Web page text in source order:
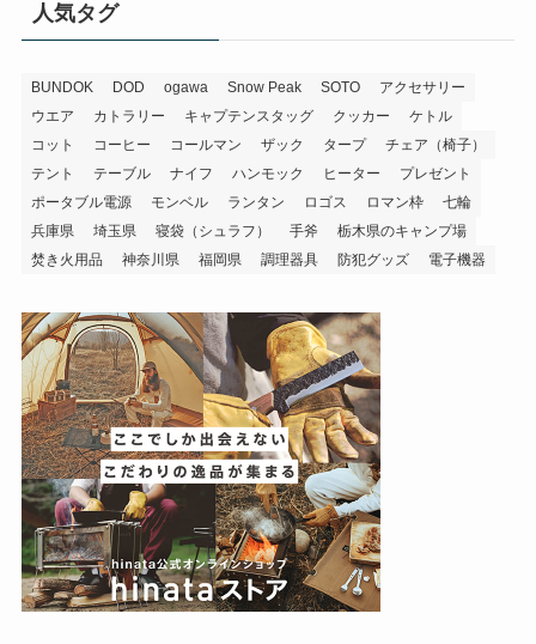
人気タグ
BUNDOK DOD ogawa Snow Peak SOTO
アクセサリー
ウエア
カトラリー キャプテンスタッグ クッカー
ケトル
コット
コーヒー コールマン ザック タープ
チェア（椅子）
テント
テーブル ナイフ ハンモック ヒーター
プレゼント
ポータブル電源
モンベル ランタン ロゴス ロマン枠
七輪
兵庫県
埼玉県 寝袋（シュラフ） 手斧
栃木県のキャンプ場
焚き火用品
神奈川県 福岡県 調理器具 防犯グッズ 電子機器